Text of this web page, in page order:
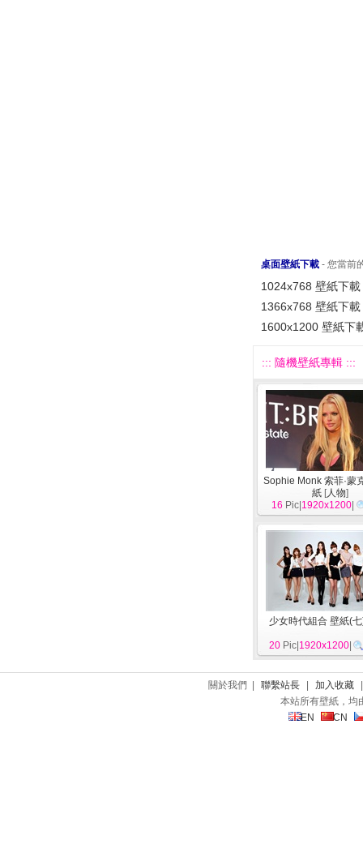
桌面壁紙下載 - 您當前
1024x768 壁紙下載
1366x768 壁紙下載
1600x1200 壁紙下
::: 隨機壁紙專輯 :::
Sophie Monk 索菲·蒙
紙 [人物]
16 Pic| 1920x1200
少女時代組合 壁紙(
20 Pic| 1920x1200
關於我們 | 聯繫站長 加入收藏
本站所有壁紙，均
EN
CN